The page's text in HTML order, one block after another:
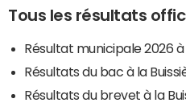
Tous les résultats
Résultat municipale 2026 à
Résultats du bac à la
Résultats du brevet à la